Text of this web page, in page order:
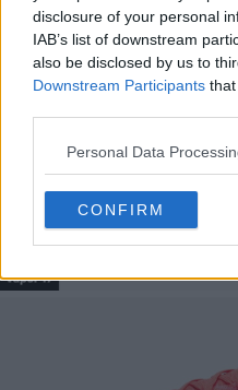
disclosure of your personal
IAB’s list of downstream
also be disclosed by us to
Downstream Participants
Personal Data
CONFIRM